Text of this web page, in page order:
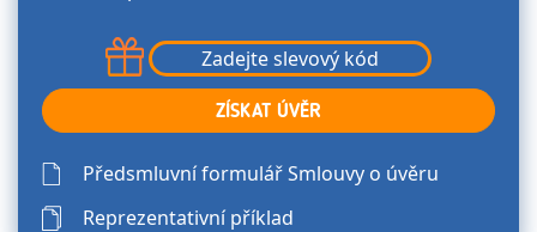
ZÍSKAT ÚVĚR
Předsmluvní formulář Smlouvy o úvěru
Reprezentativní příklad